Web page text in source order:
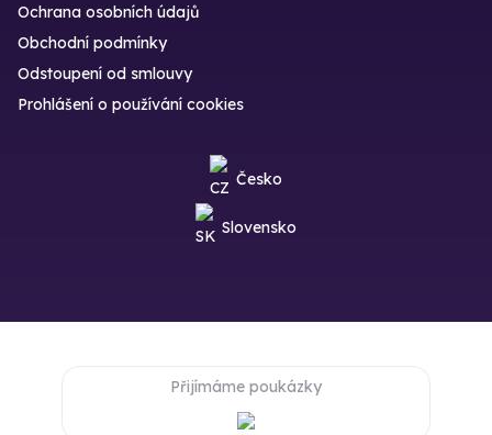
Ochrana osobních údajů
Obchodní podmínky
Odstoupení od smlouvy
Prohlášení o používání cookies
Česko
Slovensko
Přijímáme poukázky